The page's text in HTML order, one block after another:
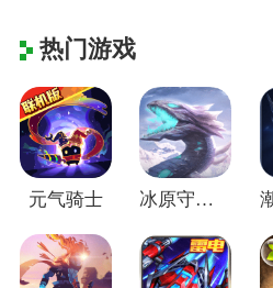
热门游戏
元气骑士 冰原守卫者